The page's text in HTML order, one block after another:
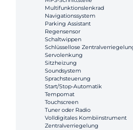
Multifunktionslenkrad
Navigationssystem
Parking Assistant
Regensensor
Schaltwippen
Schlüssellose
Servolenkung
Sitzheizung
Soundsystem
Sprachsteuerung
Start/Stop-Automatik
Tempomat
Touchscreen
Tuner oder Radio
Volldigitales Kombiinstrument
Zentralverriegelung